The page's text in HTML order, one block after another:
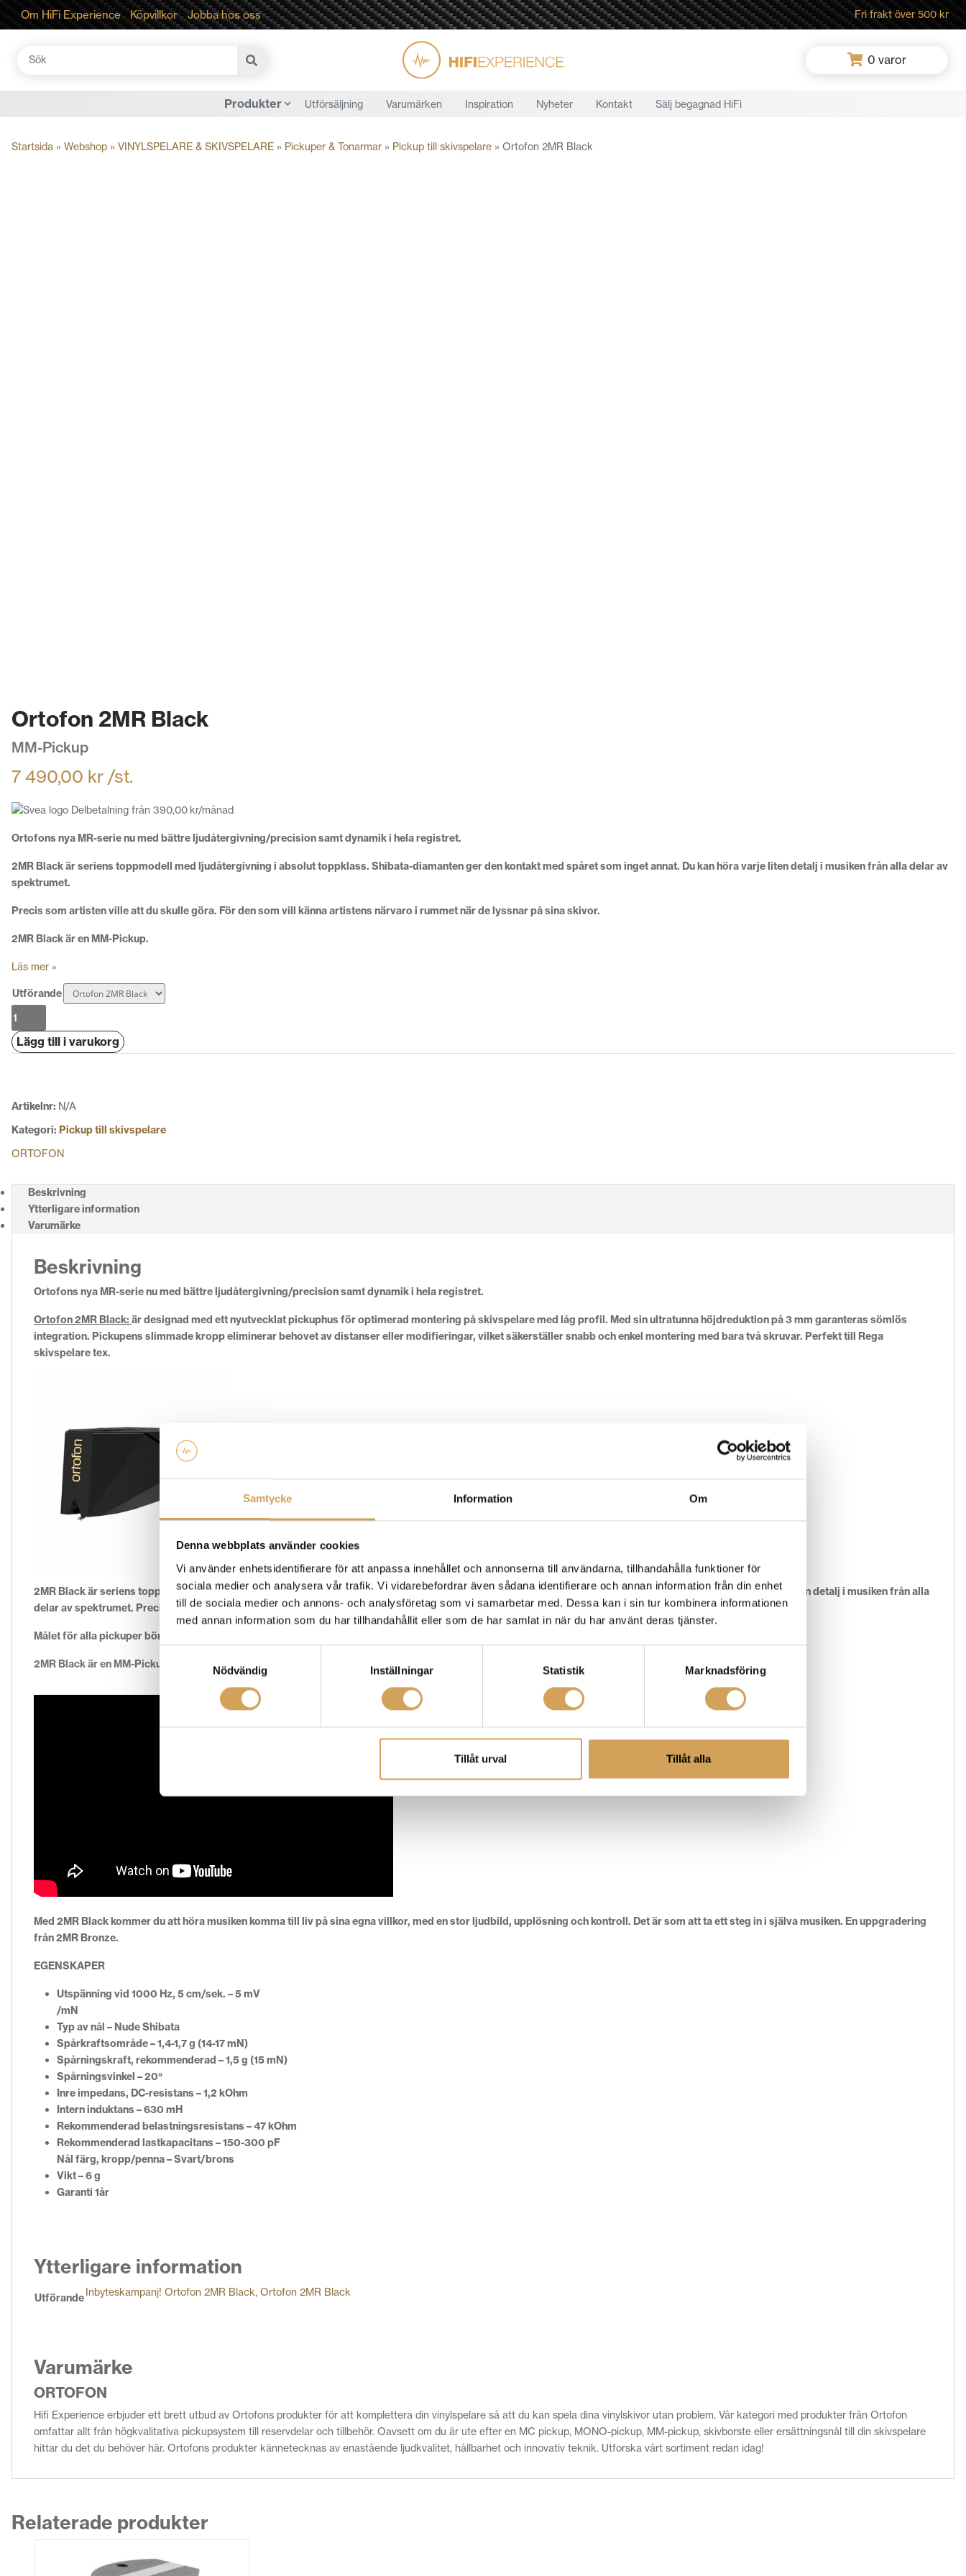
Samtycke Information Om
Denna webbplats använder cookies
Vi använder enhetsidentifierare för att anpassa innehållet och annonserna till användarna, tillhandahålla funktioner för
sociala medier och analysera vår trafik. Vi vidarebefordrar även sådana identifierare och annan information från din enhet
till de sociala medier och annons- och analysföretag som vi samarbetar med. Dessa kan i sin tur kombinera informationen
med annan information som du har tillhandahållit eller som de har samlat in när du har använt deras tjänster.
Nödvändig
Inställningar Statistik Marknadsföring
Tillåt urval Tillåt alla
Om HiFi Experience Köpvillkor Jobba hos oss Fri frakt över 500 kr
Sök
0 varor
Produkter Utförsäljning Varumärken Inspiration Nyheter Kontakt Sälj begagnad HiFi
Startsida » Webshop » VINYLSPELARE & SKIVSPELARE » Pickuper & Tonarmar » Pickup till skivspelare » Ortofon 2MR Black
Ortofon 2MR Black
MM-Pickup
7 490,00 kr /st.
Delbetalning från 390,00 kr/månad
Ortofons nya MR-serie nu med bättre ljudåtergivning/precision samt dynamik i hela registret.
2MR Black är seriens toppmodell med ljudåtergivning i absolut toppklass. Shibata-diamanten ger den kontakt med spåret som inget annat. Du kan höra varje liten detalj i musiken från alla delar av
spektrumet.
Precis som artisten ville att du skulle göra. För den som vill känna artistens närvaro i rummet när de lyssnar på sina skivor.
2MR Black är en MM-Pickup.
Läs mer »
Utförande
Ortofon
2MR
Black
Lägg till i varukorg
Artikelnr: N/A
Kategori: Pickup till skivspelare
ORTOFON
Beskrivning
Ytterligare information
Varumärke
Beskrivning
Ortofons nya MR-serie nu med bättre ljudåtergivning/precision samt dynamik i hela registret.
Ortofon 2MR Black: är designad med ett nyutvecklat pickuphus för optimerad montering på skivspelare med låg profil. Med sin ultratunna höjdreduktion på 3 mm garanteras sömlös
integration. Pickupens slimmade kropp eliminerar behovet av distanser eller modifieringar, vilket säkerställer snabb och enkel montering med bara två skruvar. Perfekt till Rega
skivspelare tex.
2MR Black är seriens toppmodell med ljudåtergivning i absolut toppklass. Shibata-diamanten ger den kontakt med spåret som inget annat. Du kan höra varje liten detalj i musiken från alla
delar av spektrumet. Precis som artisten ville att du skulle göra. För den som vill känna artistens närvaro i rummet när de lyssnar på sina skivor.
Målet för alla pickuper bör vara att återge ljudet så nära artistens vision som möjligt, och 2MR Black tar dig vidare på denna resa av autenticitet.
2MR Black är en MM-Pickup.
Med 2MR Black kommer du att höra musiken komma till liv på sina egna villkor, med en stor ljudbild, upplösning och kontroll. Det är som att ta ett steg in i själva musiken. En uppgradering
från 2MR Bronze.
EGENSKAPER
Utspänning vid 1000 Hz, 5 cm/sek. – 5 mV
/mN
Typ av nål – Nude Shibata
Spårkraftsområde – 1,4-1,7 g (14-17 mN)
Spårningskraft, rekommenderad – 1,5 g (15 mN)
Spårningsvinkel – 20°
Inre impedans, DC-resistans – 1,2 kOhm
Intern induktans – 630 mH
Rekommenderad belastningsresistans – 47 kOhm
Rekommenderad lastkapacitans – 150-300 pF
Nål färg, kropp/penna – Svart/brons
Vikt – 6 g
Garanti 1år
Ytterligare information
Utförande Inbyteskampanj! Ortofon 2MR Black, Ortofon 2MR Black
Varumärke
ORTOFON
Hifi Experience erbjuder ett brett utbud av Ortofons produkter för att komplettera din vinylspelare så att du kan spela dina vinylskivor utan problem. Vår kategori med produkter från Ortofon
omfattar allt från högkvalitativa pickupsystem till reservdelar och tillbehör. Oavsett om du är ute efter en MC pickup, MONO-pickup, MM-pickup, skivborste eller ersättningsnål till din skivspelare
hittar du det du behöver här. Ortofons produkter kännetecknas av enastående ljudkvalitet, hållbarhet och innovativ teknik. Utforska vårt sortiment redan idag!
Relaterade produkter